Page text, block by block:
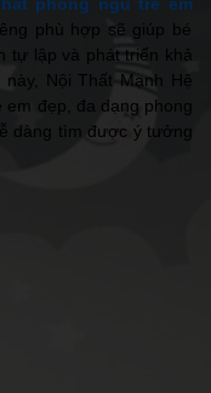
phòng ngủ trẻ em
phù hợp sẽ giúp bé
tự lập và phát triển khả
Nội Thất Mạnh Hệ
đẹp, đa dạng phong
dàng tìm được ý tưởng